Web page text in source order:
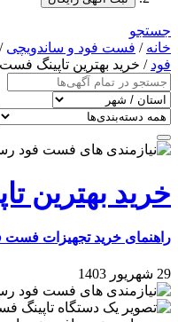
جستجو
خانه / فست فود و ساندویچی /
فود / خرید بهترین تاپینگ
خرید بهترین
راهنمای خرید تجهیزات فست
29 شهریور 1403